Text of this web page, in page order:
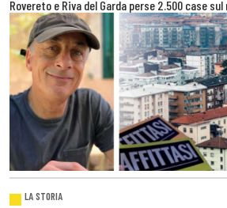
Rovereto e Riva del Garda perse 2.500 case
LA STORIA